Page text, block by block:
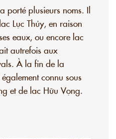
porté plusieurs noms. Il
Lục Thủy, en raison
eaux, ou encore lac
autrefois aux
À la fin de la
connu sous
et de lac Hữu Vọng.